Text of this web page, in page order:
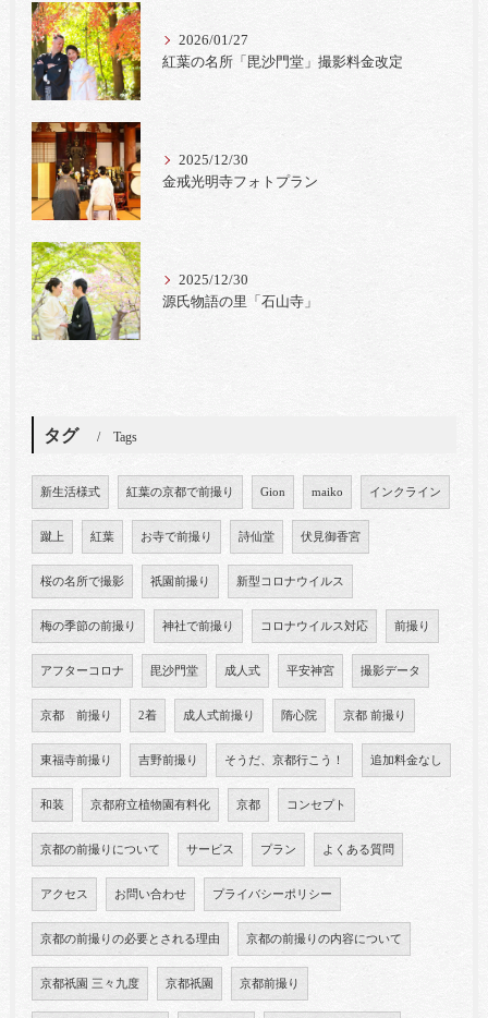
2026/01/27
紅葉の名所「毘沙門堂」撮影料金改定
2025/12/30
金戒光明寺フォトプラン
2025/12/30
源氏物語の里「石山寺」
タグ Tags
新生活様式 紅葉の京都で前撮り Gion maiko インクライン
蹴上 紅葉 お寺で前撮り 詩仙堂 伏見御香宮
桜の名所で撮影 祇園前撮り 新型コロナウイルス
梅の季節の前撮り 神社で前撮り コロナウイルス対応 前撮り
アフターコロナ 毘沙門堂 成人式 平安神宮 撮影データ
京都 前撮り 2着 成人式前撮り 隋心院 京都 前撮り
東福寺前撮り 吉野前撮り そうだ、京都行こう！ 追加料金なし
和装 京都府立植物園有料化 京都 コンセプト
京都の前撮りについて サービス プラン よくある質問
アクセス お問い合わせ プライバシーポリシー
京都の前撮りの必要とされる理由 京都の前撮りの内容について
京都祇園 三々九度 京都祇園 京都前撮り